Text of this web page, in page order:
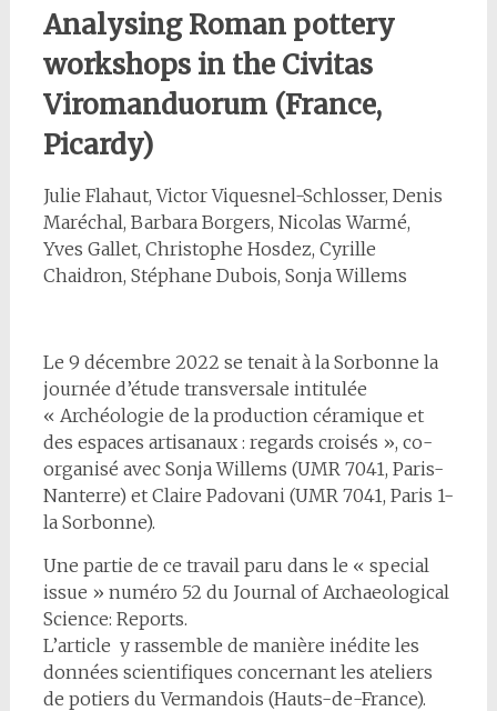
Analysing Roman pottery
workshops in the Civitas
Viromanduorum (France,
Picardy)
Julie Flahaut, Victor Viquesnel-Schlosser, Denis
Maréchal, Barbara Borgers, Nicolas Warmé,
Yves Gallet, Christophe Hosdez, Cyrille
Chaidron, Stéphane Dubois, Sonja Willems
Le 9 décembre 2022 se tenait à la Sorbonne la
journée d’étude transversale intitulée
« Archéologie de la production céramique et
des espaces artisanaux : regards croisés », co-
organisé avec Sonja Willems (UMR 7041, Paris-
Nanterre) et Claire Padovani (UMR 7041, Paris 1-
la Sorbonne).
Une partie de ce travail paru dans le « special
issue » numéro 52 du Journal of Archaeological
Science: Reports.
L’article y rassemble de manière inédite les
données scientifiques concernant les ateliers
de potiers du Vermandois (Hauts-de-France).